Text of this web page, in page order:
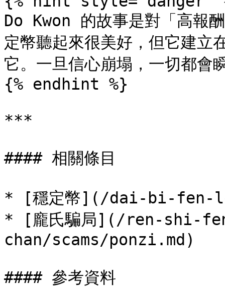
Do Kwon 的故事是對「高報
定幣聽起來很美好，但它建立
它。一旦信心崩塌，一切都會
{% endhint %}
***
#### 相關條目
* [穩定幣](/dai-bi-fen-
* [龐氏騙局](/ren-shi-
chan/scams/ponzi.md)
#### 參考資料